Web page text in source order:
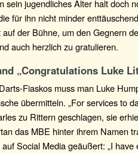
jugendliches Alter halt doch
für ihn nicht minder
der Bühne, um den Gegnern
auch herzlich zu gratulieren.
„Congratulations Luke
Fiaskos muss man Luke
übermitteln. „For services to
zu Rittern geschlagen, sie
das MBE hinter ihrem Namen
Social Media geäußert: „I have